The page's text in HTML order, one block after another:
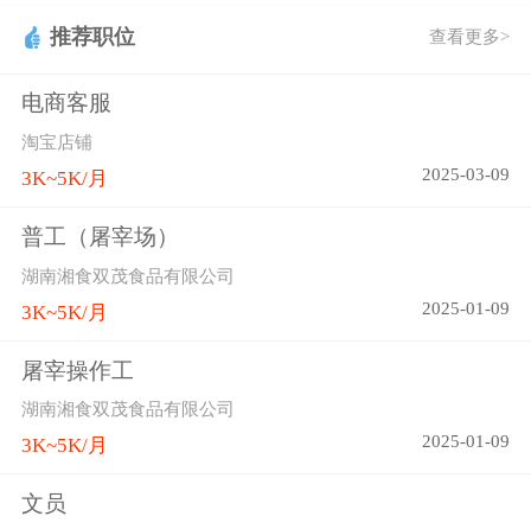
推荐职位 查看更多>
电商客服
淘宝店铺
3K~5K/月 2025-03-09
普工（屠宰场）
湖南湘食双茂食品有限公司
3K~5K/月 2025-01-09
屠宰操作工
湖南湘食双茂食品有限公司
3K~5K/月 2025-01-09
文员